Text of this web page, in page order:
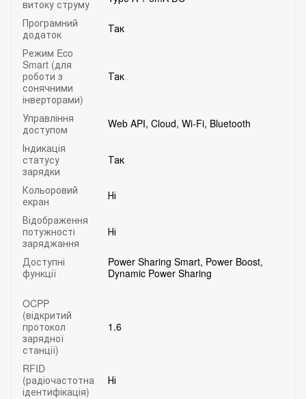
витоку струму
Програмний
додаток
Так
Режим Eco
Smart (для
роботи з
сонячними
інверторами)
Так
Управління
доступом
Web API, Cloud, Wi-Fi, Bluetooth
Індикація
статусу
зарядки
Так
Кольоровий
екран
Ні
Відображення
потужності
заряджання
Ні
Доступні
функції
Power Sharing Smart, Power Boost,
Dynamic Power Sharing
OCPP
(відкритий
протокол
зарядної
станції)
1.6
RFID
(радіочастотна
ідентифікація)
Ні